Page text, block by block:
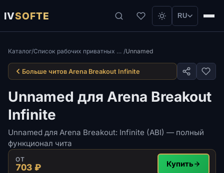
IVSOFTE RU
Каталог/ Список рабочих приватных читов для Arena Breakout Infinite /Unnamed
Больше читов Arena Breakout Infinite
Unnamed для Arena Breakout
Infinite
Unnamed для Arena Breakout: Infinite (ABI) — полный
функционал чита
ОТ
703 ₽ Купить